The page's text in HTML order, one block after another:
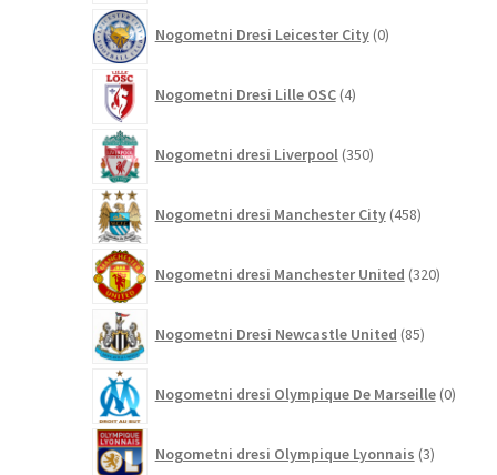
Nogometni Dresi Leicester City 0izdelkov
Nogometni Dresi Lille OSC 4izdelki
Nogometni dresi Liverpool 350izdelkov
Nogometni dresi Manchester City 458izdelkov
Nogometni dresi Manchester United 320izdelkov
Nogometni Dresi Newcastle United 85izdelkov
Nogometni dresi Olympique De Marseille 0
Nogometni dresi Olympique Lyonnais 3izdelki